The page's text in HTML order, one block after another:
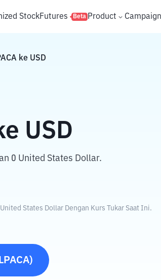
StockFutures Beta Product Campaign
ke USD
USD
0 United States Dollar.
States Dollar Dengan Kurs Tukar Saat Ini.
)